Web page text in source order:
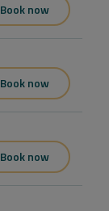
Book now
Book now
Book now